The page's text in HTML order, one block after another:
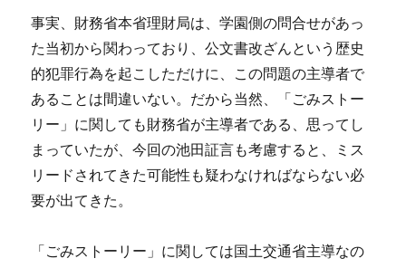
事実、財務省本省理財局は、学園側の問合せがあっ
た当初から関わっており、公文書改ざんという歴史
的犯罪行為を起こしただけに、この問題の主導者で
あることは間違いない。だから当然、「ごみストー
リー」に関しても財務省が主導者である、思ってし
まっていたが、今回の池田証言も考慮すると、ミス
リードされてきた可能性も疑わなければならない必
要が出てきた。
「ごみストーリー」に関しては国土交通省主導なの